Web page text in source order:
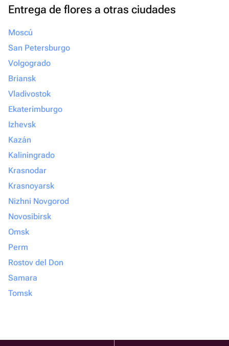
Entrega de flores a otras ciudades
Moscú
San Petersburgo
Volgogrado
Briansk
Vladivostok
Ekaterimburgo
Izhevsk
Kazán
Kaliningrado
Krasnodar
Krasnoyarsk
Nizhni Novgorod
Novosibirsk
Omsk
Perm
Rostov del Don
Samara
Tomsk